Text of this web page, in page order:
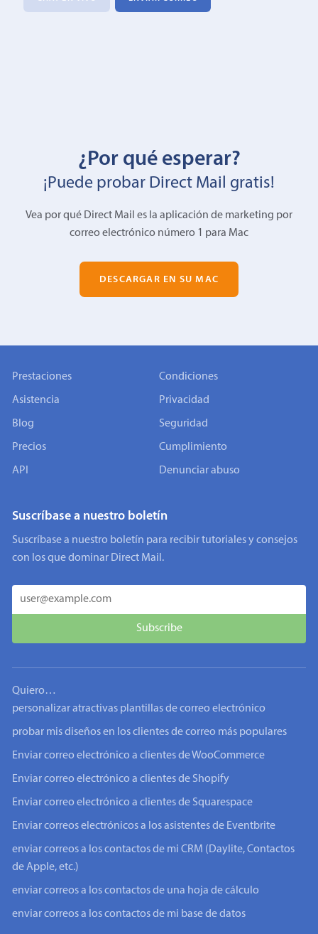
¿Por qué esperar?
¡Puede probar Direct Mail gratis!
Vea por qué Direct Mail es la aplicación de marketing por
correo electrónico número 1 para Mac
DESCARGAR EN SU MAC
Prestaciones
Asistencia
Blog
Precios
API
Condiciones
Privacidad
Seguridad
Cumplimiento
Denunciar abuso
Suscríbase a nuestro boletín
Suscríbase a nuestro boletín para recibir tutoriales y consejos
con los que dominar Direct Mail.
Quiero…
personalizar atractivas plantillas de correo electrónico
probar mis diseños en los clientes de correo más populares
Enviar correo electrónico a clientes de WooCommerce
Enviar correo electrónico a clientes de Shopify
Enviar correo electrónico a clientes de Squarespace
Enviar correos electrónicos a los asistentes de Eventbrite
enviar correos a los contactos de mi CRM (Daylite, Contactos
de Apple, etc.)
enviar correos a los contactos de una hoja de cálculo
enviar correos a los contactos de mi base de datos